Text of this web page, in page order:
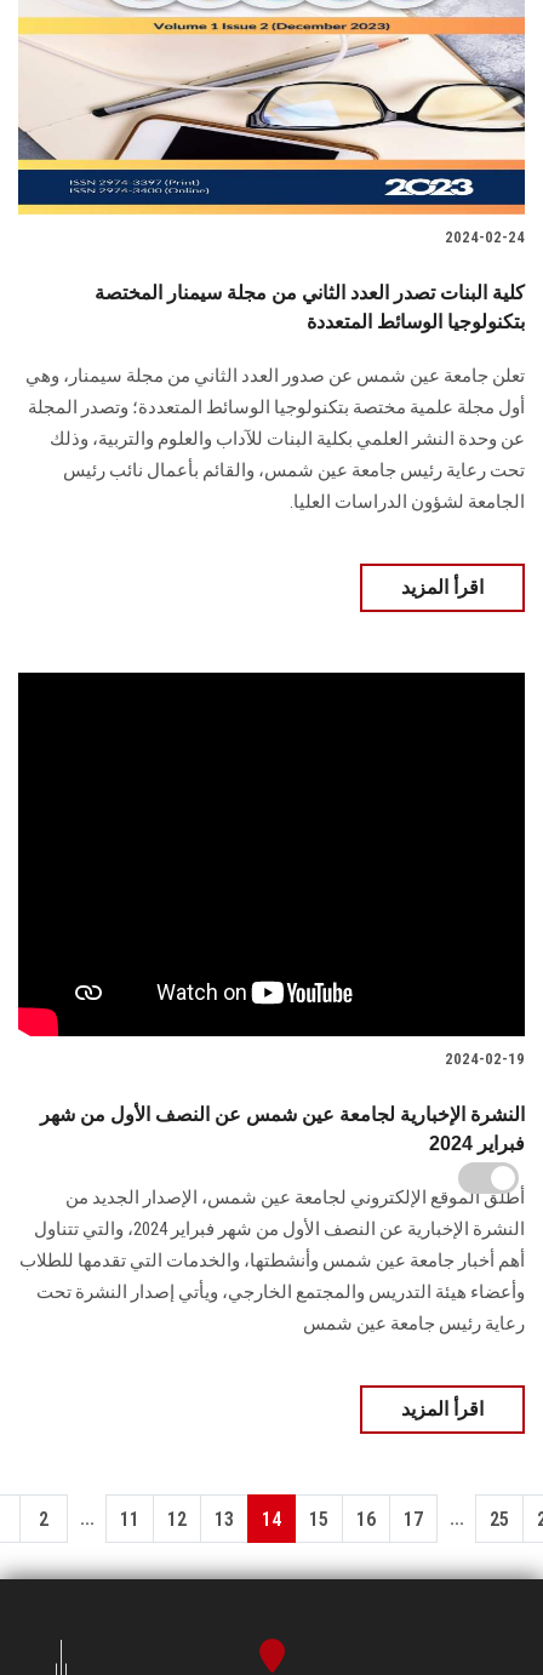
2024-02-24
كلية البنات تصدر العدد الثاني من مجلة سيمنار المختصة
بتكنولوجيا الوسائط المتعددة
تعلن جامعة عين شمس عن صدور العدد الثاني من مجلة سيمنار، وهي
أول مجلة علمية مختصة بتكنولوجيا الوسائط المتعددة؛ وتصدر المجلة
عن وحدة النشر العلمي بكلية البنات للآداب والعلوم والتربية، وذلك
تحت رعاية رئيس جامعة عين شمس، والقائم بأعمال نائب رئيس
الجامعة لشؤون الدراسات العليا.
اقرأ المزيد
2024-02-19
النشرة الإخبارية لجامعة عين شمس عن النصف الأول من شهر
فبراير 2024
أطلق الموقع الإلكتروني لجامعة عين شمس، الإصدار الجديد من
النشرة الإخبارية عن النصف ‏الأول من شهر فبراير 2024، والتي تتناول
أهم أخبار جامعة عين شمس وأنشطتها، والخدمات ‏التي تقدمها للطلاب
وأعضاء هيئة التدريس والمجتمع الخارجي، ويأتي إصدار النشرة تحت
رعاية رئيس جامعة عين شمس‏
اقرأ المزيد
2 ... 11 12 13 14 15 16 17 ... 25